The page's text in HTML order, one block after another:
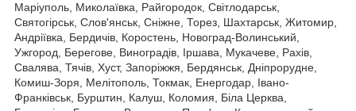
Маріуполь, Миколаївка, Райгородок, Світлодарськ,
Святогірськ, Слов'янськ, Сніжне, Торез, Шахтарськ, Житомир,
Андріївка, Бердичів, Коростень, Новоград-Волинський,
Ужгород, Берегове, Виноградів, Іршава, Мукачеве, Рахів,
Свалява, Тячів, Хуст, Запоріжжя, Бердянськ, Дніпрорудне,
Комиш-Зоря, Мелітополь, Токмак, Енергодар, Івано-
Франківськ, Бурштин, Калуш, Коломия, Біла Церква,